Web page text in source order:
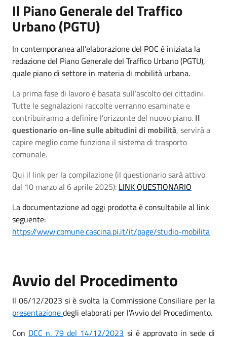
Il Piano Generale del Traffico
Urbano (PGTU)
In contemporanea all’elaborazione del POC è iniziata la
redazione del Piano Generale del Traffico Urbano (PGTU),
quale piano di settore in materia di mobilità urbana.
La prima fase di lavoro è basata sull’ascolto dei cittadini.
Tutte le segnalazioni raccolte verranno esaminate e
contribuiranno a definire l’orizzonte del nuovo piano. Il
questionario on-line sulle abitudini di mobilità, servirà a
capire meglio come funziona il sistema di trasporto
comunale.
Qui il link per la compilazione (il questionario sarà attivo
dal 10 marzo al 6 aprile 2025): LINK QUESTIONARIO
La documentazione ad oggi prodotta è consultabile al link
seguente:
https://www.comune.cascina.pi.it/it/page/studio-mobilita
Avvio del Procedimento
Il 06/12/2023 si è svolta la Commissione Consiliare per la
presentazionedegli elaborati per l'Avvio del Procedimento.
Con DCC n. 79 del 14/12/2023 si è approvato in sede di